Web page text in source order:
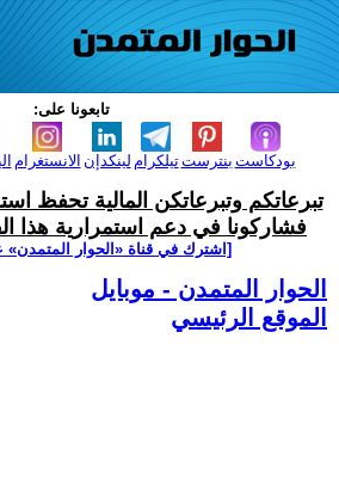
تابعونا على:
الانستغرام لينكدإن تيلكرامبنترست بودكاست
تبرعاتكم وتبرعاتكن المالية تحفظ
فشاركونا في دعم استمرارية هذا
[اشترك في قناة ‫«الحوار المتمدن»
الحوار المتمدن - موبايل
الموقع الرئيسي